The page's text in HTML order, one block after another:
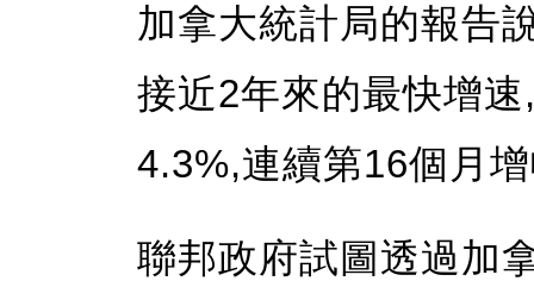
加拿大統計局的報告
接近2年來的最快增
4.3%,連續第16個月
聯邦政府試圖透過加